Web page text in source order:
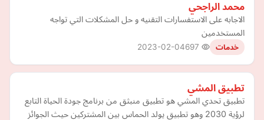
محمد الراجحي
الاجابه على الاستفسارات التقنيه و حل المشكلات التي تواجه
المستخدمين
خدمات 2023-02-04
تطبيق المشي
تطبيق تحدي المشي هو تطبيق منبثق من برنامج جودة الحياة التابع
لرؤية 2030 وهو تطبيق يولد الحماس بين المشتركين حيث الجوائز